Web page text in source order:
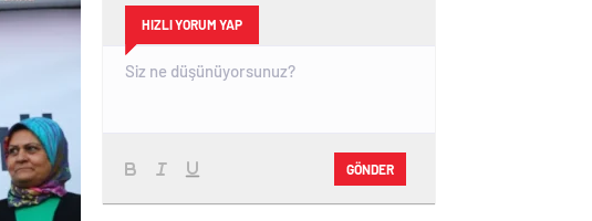
HIZLI YORUM YAP
GÖNDER